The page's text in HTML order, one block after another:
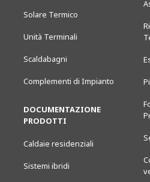
Solare Termico
Unità Terminali
Scaldabagni
Complementi di Impianto
DOCUMENTAZIONE
PRODOTTI
Caldaie residenziali
Sistemi ibridi